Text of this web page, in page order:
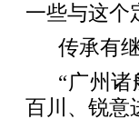
一些与这个
传承有
“广州
百川、锐